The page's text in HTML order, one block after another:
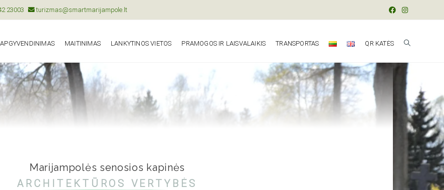
23003 turizmas@smartmarijampole.lt
APGYVENDINIMAS MAITINIMAS LANKYTINOS VIETOS PRAMOGOS IR LAISVALAIKIS TRANSPORTAS QR KATĖS
Marijampolės senosios kapinės
ARCHITEKTŪROS VERTYBĖS